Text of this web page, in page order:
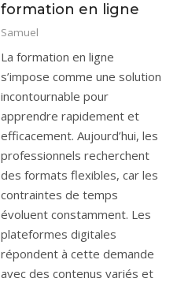
formation en ligne
Samuel
La formation en ligne s’impose comme une solution incontournable pour apprendre rapidement et efficacement. Aujourd’hui, les professionnels recherchent des formats flexibles, car les contraintes de temps évoluent constamment. Les plateformes digitales répondent à cette demande avec des contenus variés et accessibles. D’un côté, les entreprises encouragent la montée en compétences, et de l’autre, les indépendants souhaitent rester compétitifs. Cette évolution transforme profondément l’apprentissage en ligne, mais aussi les méthodes pédagogiques traditionnelles. Grâce aux technologies actuelles, chacun peut suivre des cours en ligne certifiants sans se déplacer. Par conséquent, il devient plus simple d’acquérir de nouvelles compétences tout en poursuivant ses activités. Cependant, face à une offre toujours plus large, il reste essentiel de comparer les solutions disponibles afin de choisir une plateforme adaptée à ses objectifs professionnels. Pourquoi la formation en ligne séduit autant les professionnels ? La formation en ligne transforme profondément les habitudes d’apprentissage, car elle s’adapte aux contraintes modernes et aux objectifs professionnels. Les entreprises accélèrent leur digitalisation, donc elles encouragent ces formats flexibles et accessibles. Les indépendants, quant à eux, recherchent des solutions rapides et efficaces, car le marché évolue constamment. Pour aller plus loin et comparer les solutions disponibles, consultez ce guide formation, qui propose des conseils pratiques adaptés aux professionnels. Une flexibilité totale pour apprendre à son rythme La formation en ligne offre une liberté rare, puisque chaque apprenant organise son emploi du temps selon ses contraintes. Un salarié peut suivre un module après sa journée, tandis qu’un entrepreneur peut progresser entre deux projets. Cette souplesse améliore l’engagement, car chacun avance sans pression extérieure. Les plateformes proposent des formats variés et complémentaires. Certains cours durent 10 minutes, donc ils favorisent un apprentissage rapide. D’autres programmes s’étendent sur 6 à 12 semaines, ce qui permet d’approfondir des compétences techniques. Cette diversité renforce l’efficacité globale de la formation professionnelle. De plus, l’accessibilité constitue un avantage majeur. Les contenus restent disponibles sur ordinateur, smartphone ou tablette. Ainsi, un utilisateur peut apprendre depuis Abidjan, Paris ou Montréal sans contrainte. Cette dimension internationale élargit les opportunités, car les apprenants accèdent à des experts du monde entier. Enfin, les outils intégrés facilitent la progression. Les plateformes incluent des quiz, des exercices pratiques et des tableaux de suivi. L’apprenant visualise ses progrès en temps réel, donc il reste motivé sur la durée. Des catalogues riches et en constante évolution Les plateformes de formation en ligne proposent des catalogues impressionnants, car elles couvrent presque tous les secteurs d’activité. On retrouve des formations en marketing digital, en finance, en ressources humaines et en développement web. Les domaines liés à l’intelligence artificielle gagnent aussi en popularité. Certaines plateformes dépassent 200 000 cours disponibles. Udemy, par exemple, propose des formations à partir de 9,99 € lors des promotions fréquentes. Coursera, de son côté, offre plus de 7 000 programmes avec des universités reconnues. Ces chiffres illustrent l’ampleur du marché. Les contenus évoluent rapidement, puisque les entreprises recherchent des compétences actualisées. Les formations en SEO, en data analytics ou en cybersécurité se renouvellent régulièrement. Cette réactivité garantit une meilleure adéquation avec les besoins professionnels. Voici un aperçu des domaines les plus demandés : Domaine Exemples de compétences Niveau de demande Marketing digital SEO, publicité, réseaux sociaux Très élevé Informatique Python, JavaScript, cloud Très élevé Gestion management, stratégie, finance Élevé Data & IA machine learning, data science Très élevé Cette diversité rend l’apprentissage en ligne particulièrement attractif, car chaque utilisateur trouve une formation adaptée à ses objectifs. Des certifications valorisées sur le marché du travail Les certifications issues de la formation en ligne prennent de plus en plus de valeur, car elles répondent aux attentes des recruteurs. Certaines plateformes collaborent avec des entreprises comme Google, IBM ou Meta. Ces partenariats renforcent la crédibilité des diplômes obtenus. Les tarifs varient selon le niveau de formation. Un certificat professionnel coûte souvent entre 39 € et 79 € par mois sur Coursera. Un parcours complet sur OpenClassrooms peut atteindre 300 € mensuels avec mentorat inclus. Ces prix restent compétitifs comparés aux formations traditionnelles. Les certifications permettent d’améliorer rapidement son profil professionnel. Un développeur peut valider une compétence en Python en quelques semaines. Un marketeur peut obtenir une certification en publicité digitale reconnue. Les entreprises valorisent ces parcours, car ils prouvent une capacité d’apprentissage autonome. Les recruteurs recherchent désormais des profils capables de se former en continu. La formation en ligne devient donc un levier stratégique pour évoluer ou se reconvertir. Les meilleures plateformes de formation en ligne selon vos besoins Choisir une plateforme de formation en ligne demande une analyse précise, car chaque solution possède ses spécificités. Certaines privilégient la diversité, alors que d’autres misent sur l’expertise. Il devient donc essentiel d’identifier ses objectifs avant de s’inscrire. Les plateformes généralistes incontournables Les plateformes généralistes dominent le marché de la formation en ligne, car elles offrent une grande variété de contenus. Coursera se distingue avec ses partenariats universitaires et ses certifications reconnues. L’abonnement mensuel coûte environ 59 €, ce qui donne accès à plusieurs cours. Udemy propose un modèle différent, puisque chaque formation s’achète individuellement. Les prix varient entre 10 € et 150 €, selon la complexité. Cette approche convient aux personnes souhaitant apprendre une compétence spécifique rapidement. OpenClassrooms mise sur l’accompagnement personnalisé. Les apprenants bénéficient d’un mentor chaque semaine, ce qui améliore la réussite. Les parcours diplômants débutent autour de 300 € mensuels. Cette formule attire les profils en reconversion professionnelle. edX, créée par Harvard et le MIT, offre des programmes académiques de haut niveau. Les certifications coûtent généralement entre 50 € et 300 €. Cette plateforme s’adresse aux apprenants recherchant une approche universitaire. Voici une comparaison rapide : Plateforme Prix moyen Spécificité Public cible Coursera 39–79 €/mois Diplômes universitaires Professionnels Udemy 10–150 € Achat à l’unité Débutants OpenClassrooms 300 €/mois Mentorat Reconversion edX 50–300 € Universités Étudiants Ces plateformes couvrent l’essentiel des besoins en cours en ligne certifiants, ce qui explique leur succès. Les plateformes spécialisées pour monter en expertise Les plateformes spécialisées offrent une formation en ligne plus ciblée, car elles se concentrent sur des domaines précis. DataCamp, par exemple, se spécialise dans la data science et l’analyse de données. L’abonnement coûte environ 25 € par mois, avec plus de 400 cours interactifs. Codecademy propose des parcours en programmation, notamment en Python et JavaScript. Les exercices pratiques permettent de coder directement dans l’interface. Les abonnements varient entre 20 € et 40 € mensuels. LinkedIn Learning se positionne sur les compétences professionnelles. L’abonnement s’élève à environ 30 € par mois. Les certifications s’affichent directement sur le profil LinkedIn, ce qui améliore la visibilité auprès des recruteurs. Skillshare cible les métiers créatifs, comme le design ou la vidéo. L’abonnement annuel coûte environ 100 €. Les cours incluent souvent des projets concrets, ce qui favorise la pratique. Ces plateformes offrent une expertise plus approfondie, donc elles conviennent aux profils souhaitant se spécialiser rapidement. Comment choisir la plateforme idéale ? Le choix d’une plateforme de formation en ligne repose sur plusieurs critères essentiels. Il faut d’abord définir son objectif, car un besoin précis oriente naturellement vers une solution adaptée. Le budget constitue un facteur déterminant. Certaines plateformes proposent des contenus gratuits, alors que d’autres nécessitent un abonnement. Il convient donc de comparer les offres avant de s’engager. La qualité des contenus joue également un rôle clé. Les formations avec projets pratiques offrent de meilleurs résultats. Les avis des utilisateurs permettent d’évaluer la pertinence des cours. Voici les critères principaux à analyser : Objectif professionnel clair Budget disponible Niveau de difficulté Qualité des formateurs Reconnaissance des certifications L’accompagnement pédagogique représente un avantage important. Les plateformes avec mentorat offrent souvent un meilleur taux de réussite. Enfin, la compatibilité mobile reste essentielle pour apprendre partout. La formation en ligne devient ainsi un outil stratégique, car elle permet d’acquérir rapidement des compétences utiles. Une sélection réfléchie garantit un apprentissage efficace et durable. La formation en ligne, un levier puissant pour votre avenir Aujourd’hui, la formation en ligne représente bien plus qu’une simple alternative aux méthodes classiques. Elle constitue un véritable outil stratégique pour évoluer dans un environnement professionnel exigeant. En effet, les plateformes offrent des solutions adaptées à tous les profils, que ce soit pour se former, se reconvertir ou se perfectionner. D’un côté, les catalogues généralistes permettent d’explorer plusieurs domaines, tandis que les plateformes spécialisées favorisent une expertise approfondie. Cette diversité